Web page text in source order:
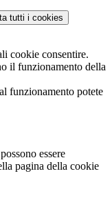
tutti i cookies
cookie consentire.
il funzionamento della
funzionamento potete
essere
pagina della cookie